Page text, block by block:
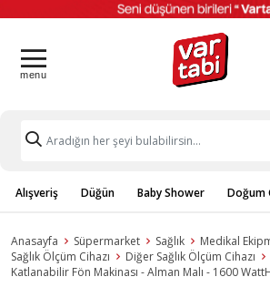
Alışveriş Düğün Baby Shower Doğum
Anasayfa Süpermarket Sağlık
Medikal
Sağlık Ölçüm Cihazı
Diğer Sağlık Ölçüm Cihazı
Katlanabilir Fön Makinası - Alman Malı - 1600